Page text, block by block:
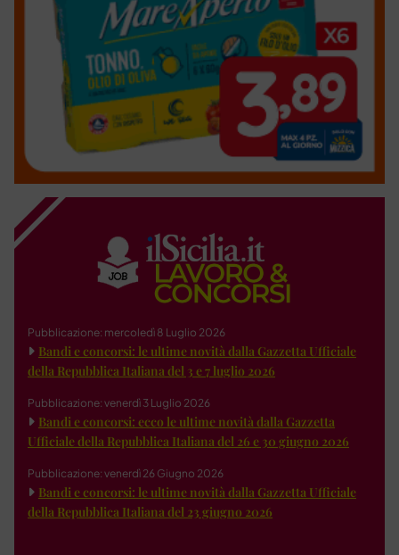
Pubblicazione: mercoledì 8 Luglio 2026
Bandi e concorsi: le ultime novità dalla Gazzetta Ufficiale
della Repubblica Italiana del 3 e 7 luglio 2026
Pubblicazione: venerdì 3 Luglio 2026
Bandi e concorsi: ecco le ultime novità dalla Gazzetta
Ufficiale della Repubblica Italiana del 26 e 30 giugno 2026
Pubblicazione: venerdì 26 Giugno 2026
Bandi e concorsi: le ultime novità dalla Gazzetta Ufficiale
della Repubblica Italiana del 23 giugno 2026